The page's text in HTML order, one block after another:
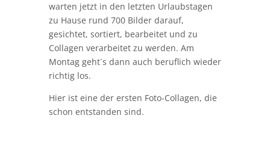
warten jetzt in den letzten Urlaubstagen
zu Hause rund 700 Bilder darauf,
gesichtet, sortiert, bearbeitet und zu
Collagen verarbeitet zu werden. Am
Montag geht´s dann auch beruflich wieder
richtig los.
Hier ist eine der ersten Foto-Collagen, die
schon entstanden sind.